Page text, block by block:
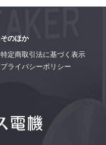
そのほか
特定商取引法に基づく表示
プライバシーポリシー